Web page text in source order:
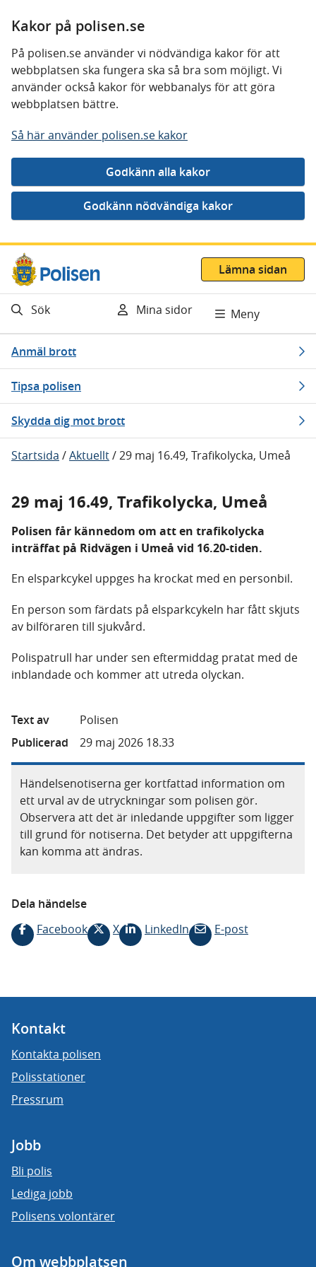
Kakor på polisen.se
På polisen.se använder vi nödvändiga kakor för att
webbplatsen ska fungera ska så bra som möjligt. Vi
använder också kakor för webbanalys för att göra
webbplatsen bättre.
Så här använder polisen.se kakor
Gå direkt till innehåll
Lämna sidan
Sök Mina sidor Meny
Anmäl brott
Tipsa polisen
Skydda dig mot brott
Startsida /Aktuellt/29 maj 16.49, Trafikolycka, Umeå
29 maj 16.49, Trafikolycka, Umeå
Polisen får kännedom om att en trafikolycka
inträffat på Ridvägen i Umeå vid 16.20-tiden.
En elsparkcykel uppges ha krockat med en personbil.
En person som färdats på elsparkcykeln har fått skjuts
av bilföraren till sjukvård.
Polispatrull har under sen eftermiddag pratat med de
inblandade och kommer att utreda olyckan.
Text av
Polisen
Publicerad
29 maj 2026 18.33
Händelsenotiserna ger kortfattad information om
ett urval av de utryckningar som polisen gör.
Observera att det är inledande uppgifter som ligger
till grund för notiserna. Det betyder att uppgifterna
kan komma att ändras.
Dela händelse
Facebook
X LinkedIn E-post
Kontakt
Kontakta polisen
Polisstationer
Pressrum
Jobb
Bli polis
Lediga jobb
Polisens volontärer
Om webbplatsen